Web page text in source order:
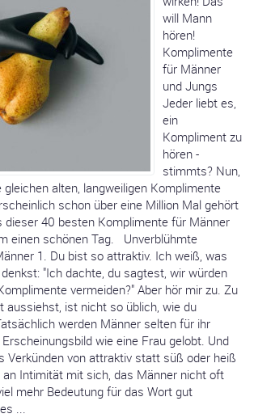
will Mann
hören!
Komplimente
für Männer
und Jungs
Jeder liebt es,
ein
Kompliment zu
hören -
stimmts? Nun,
alten, langweiligen Komplimente
schon über eine Million Mal gehört
dieser 40 besten Komplimente für Männer
einen schönen Tag. Unverblühmte
1. Du bist so attraktiv. Ich weiß, was
"Ich dachte, du sagtest, wir würden
vermeiden?" Aber hör mir zu. Zu
aussiehst, ist nicht so üblich, wie du
werden Männer selten für ihr
wie eine Frau gelobt. Und
Verkünden von attraktiv statt süß oder heiß
Intimität mit sich, das Männer nicht oft
mehr Bedeutung für das Wort gut
...